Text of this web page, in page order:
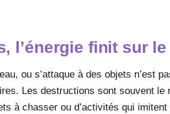
l’énergie finit sur le
ou s’attaque à des objets n’est
Les destructions sont souvent le
à chasser ou d’activités qui